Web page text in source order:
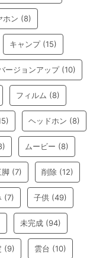
ホン (8)
キャンプ(15)
ージョンアップ(10)
フィルム (8)
ヘッドホン (8)
ムービー (8)
脚 (7) 削除 (12)
(7) 子供 (49)
未完成 (94)
(9) 雲台 (10)